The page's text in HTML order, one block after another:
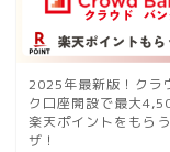
2025年最新版！クラ
ク口座開設で最大
楽天ポイントをもら
ザ！